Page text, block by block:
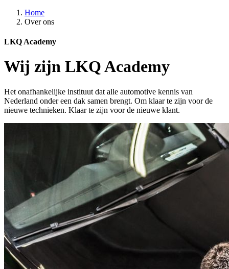
Home
Over ons
LKQ Academy
Wij zijn LKQ Academy
Het onafhankelijke instituut dat alle automotive kennis van
Nederland onder een dak samen brengt. Om klaar te zijn voor de
nieuwe technieken. Klaar te zijn voor de nieuwe klant.